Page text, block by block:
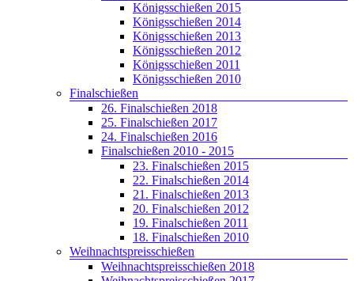
Königsschießen 2015
Königsschießen 2014
Königsschießen 2013
Königsschießen 2012
Königsschießen 2011
Königsschießen 2010
Finalschießen
26. Finalschießen 2018
25. Finalschießen 2017
24. Finalschießen 2016
Finalschießen 2010 - 2015
23. Finalschießen 2015
22. Finalschießen 2014
21. Finalschießen 2013
20. Finalschießen 2012
19. Finalschießen 2011
18. Finalschießen 2010
Weihnachtspreisschießen
Weihnachtspreisschießen 2018